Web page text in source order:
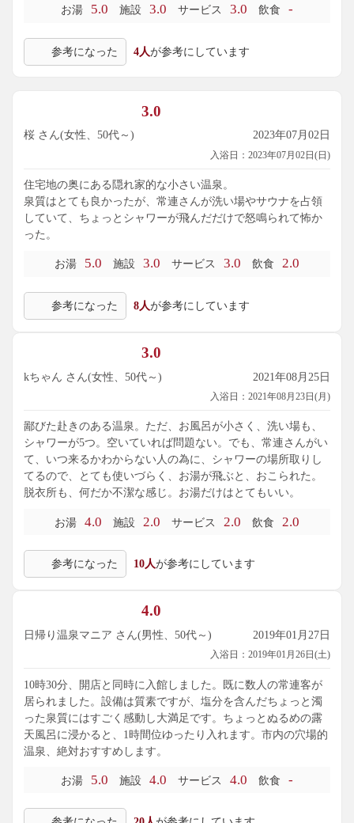
サイズの壺湯は、サウナ用の水風呂のようで湯温は30位。こ
オープン直後だったので、柵越しに山々を眺めながら、少し
g、ﾏｸﾞﾈｼｳﾑｲｵﾝ100.8mg、ｶﾙｼｳﾑｲｵﾝ210.3mg、ｽﾄﾛﾝﾁｳﾑｲｵﾝ1.8m
g、ﾊﾞﾘｳﾑｲｵﾝ0.6mg、ﾏﾝｶﾞﾝｲｵﾝ0.8mg、鉄（II）ｲｵﾝ3.5mg、ﾌｯ化
2.4mg、硫酸ｲｵﾝ0.6mg、炭酸水素ｲｵﾝ345.9mg、ﾒﾀｹｲ酸84.1m
g、ﾒﾀﾎｳ酸11.7mg、遊離二酸化炭素25.7mg、成分総計4.358g
お湯 5.0 施設 3.0 サービス 3.0 飲食 -
参考になった 4人が参考にしています
3.0
桜 さん(女性、50代～) 2023年07月02日
入浴日：2023年07月02日(日)
住宅地の奥にある隠れ家的な小さい温泉。
泉質はとても良かったが、常連さんが洗い場やサウナを占領
していて、ちょっとシャワーが飛んだだけで怒鳴られて怖か
った。
お湯 5.0 施設 3.0 サービス 3.0 飲食 2.0
参考になった 8人が参考にしています
3.0
kちゃん さん(女性、50代～) 2021年08月25日
入浴日：2021年08月23日(月)
鄙びた赴きのある温泉。ただ、お風呂が小さく、洗い場も、
シャワーが5つ。空いていれば問題ない。でも、常連さんがい
て、いつ来るかわからない人の為に、シャワーの場所取りし
てるので、とても使いづらく、お湯が飛ぶと、おこられた。
脱衣所も、何だか不潔な感じ。お湯だけはとてもいい。
お湯 4.0 施設 2.0 サービス 2.0 飲食 2.0
参考になった 10人が参考にしています
4.0
日帰り温泉マニア さん(男性、50代～) 2019年01月27日
入浴日：2019年01月26日(土)
10時30分、開店と同時に入館しました。既に数人の常連客が
居られました。設備は質素ですが、塩分を含んだちょっと濁
った泉質にはすごく感動し大満足です。ちょっとぬるめの露
天風呂に浸かると、1時間位ゆったり入れます。市内の穴場的
温泉、絶対おすすめします。
お湯 5.0 施設 4.0 サービス 4.0 飲食 -